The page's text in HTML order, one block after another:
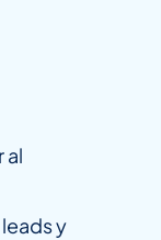
al
y